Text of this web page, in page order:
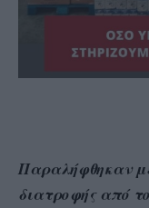
Παραλήφθηκαν
διατροφής από